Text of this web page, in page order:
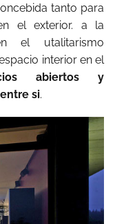
tanto para
el exterior. a la
el utalitarismo
interior en el
abiertos y
si.